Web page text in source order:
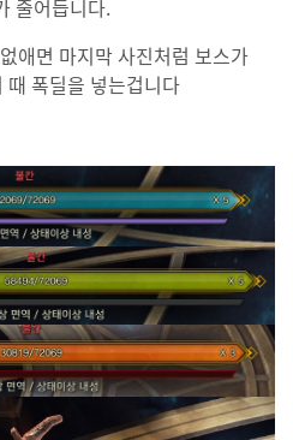
줄어듭니다.
애면 마지막 사진처럼 보스가
때 폭딜을 넣는겁니다